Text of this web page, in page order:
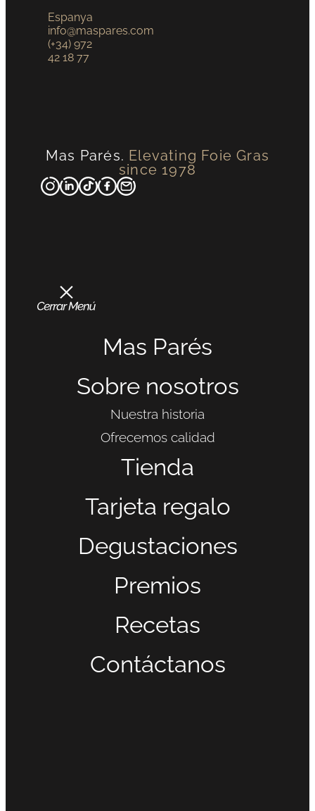
Espanya
info@maspares.com
(+34) 972
42 18 77
Mas Parés. Elevating Foie Gras
since 1978
Mas Parés
Sobre nosotros
Nuestra historia
Ofrecemos calidad
Tienda
Tarjeta regalo
Degustaciones
Premios
Recetas
Contáctanos